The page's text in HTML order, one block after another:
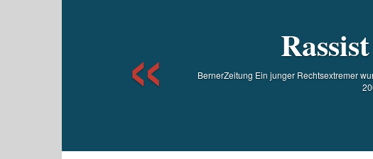
BernerZeitung Ein junger Rechtsextremer